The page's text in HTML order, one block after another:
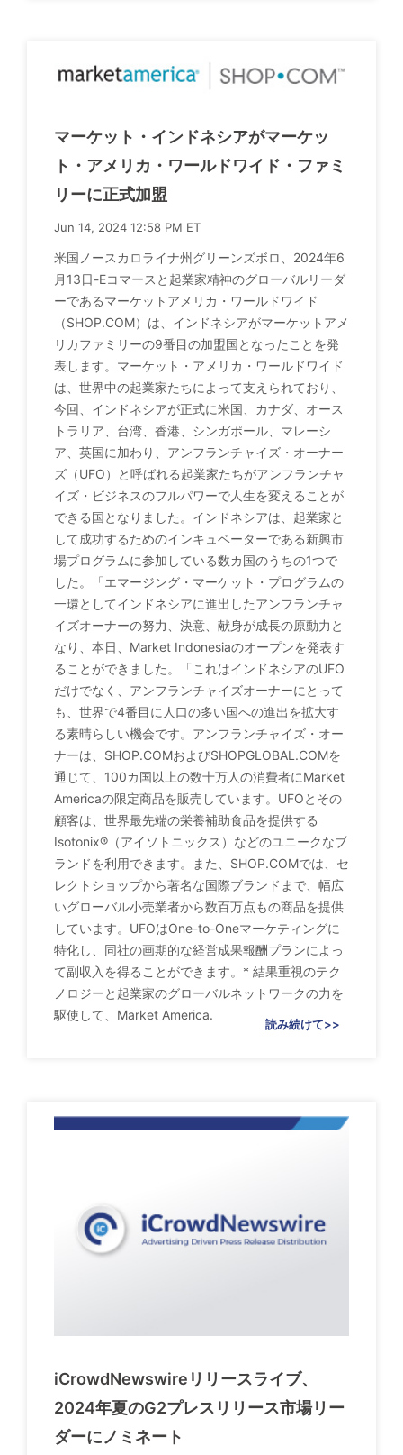
マーケット・インドネシアがマーケッ
ト・アメリカ・ワールドワイド・ファミ
リーに正式加盟
Jun 14, 2024 12:58 PM ET
米国ノースカロライナ州グリーンズボロ、2024年6
月13日-Eコマースと起業家精神のグローバルリーダ
ーであるマーケットアメリカ・ワールドワイド
（SHOP.COM）は、インドネシアがマーケットアメ
リカファミリーの9番目の加盟国となったことを発
表します。マーケット・アメリカ・ワールドワイド
は、世界中の起業家たちによって支えられており、
今回、インドネシアが正式に米国、カナダ、オース
トラリア、台湾、香港、シンガポール、マレーシ
ア、英国に加わり、アンフランチャイズ・オーナー
ズ（UFO）と呼ばれる起業家たちがアンフランチャ
イズ・ビジネスのフルパワーで人生を変えることが
できる国となりました。インドネシアは、起業家と
して成功するためのインキュベーターである新興市
場プログラムに参加している数カ国のうちの1つで
した。「エマージング・マーケット・プログラムの
一環としてインドネシアに進出したアンフランチャ
イズオーナーの努力、決意、献身が成長の原動力と
なり、本日、Market Indonesiaのオープンを発表す
ることができました。「これはインドネシアのUFO
だけでなく、アンフランチャイズオーナーにとって
も、世界で4番目に人口の多い国への進出を拡大す
る素晴らしい機会です。アンフランチャイズ・オー
ナーは、SHOP.COMおよびSHOPGLOBAL.COMを
通じて、100カ国以上の数十万人の消費者にMarket
Americaの限定商品を販売しています。UFOとその
顧客は、世界最先端の栄養補助食品を提供する
Isotonix®（アイソトニックス）などのユニークなブ
ランドを利用できます。また、SHOP.COMでは、セ
レクトショップから著名な国際ブランドまで、幅広
いグローバル小売業者から数百万点もの商品を提供
しています。UFOはOne-to-Oneマーケティングに
特化し、同社の画期的な経営成果報酬プランによっ
て副収入を得ることができます。* 結果重視のテク
ノロジーと起業家のグローバルネットワークの力を
駆使して、Market America.
読み続けて>>
iCrowdNewswireリリースライブ、
2024年夏のG2プレスリリース市場リー
ダーにノミネート